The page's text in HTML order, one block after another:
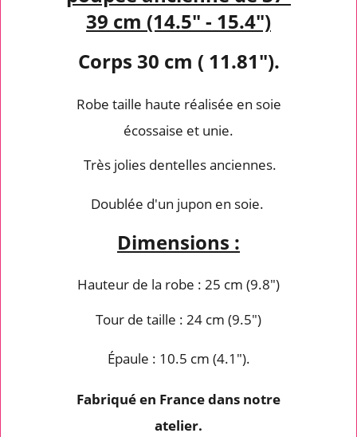
39 cm (14.5" - 15.4")
Corps 30 cm ( 11.81").
Robe taille haute réalisée en soie
écossaise et unie.
Très jolies dentelles anciennes.
Doublée d'un jupon en soie.
Dimensions :
Hauteur de la robe : 25 cm (9.8")
Tour de taille : 24 cm (9.5")
Épaule : 10.5 cm (4.1").
Fabriqué en France dans notre
atelier.